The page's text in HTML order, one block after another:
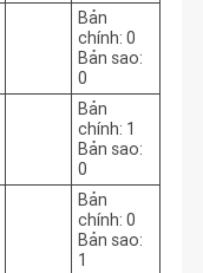
Bản
chính: 0
Bản sao:
0
Bản
chính: 1
Bản sao:
0
Bản
chính: 0
Bản sao:
1